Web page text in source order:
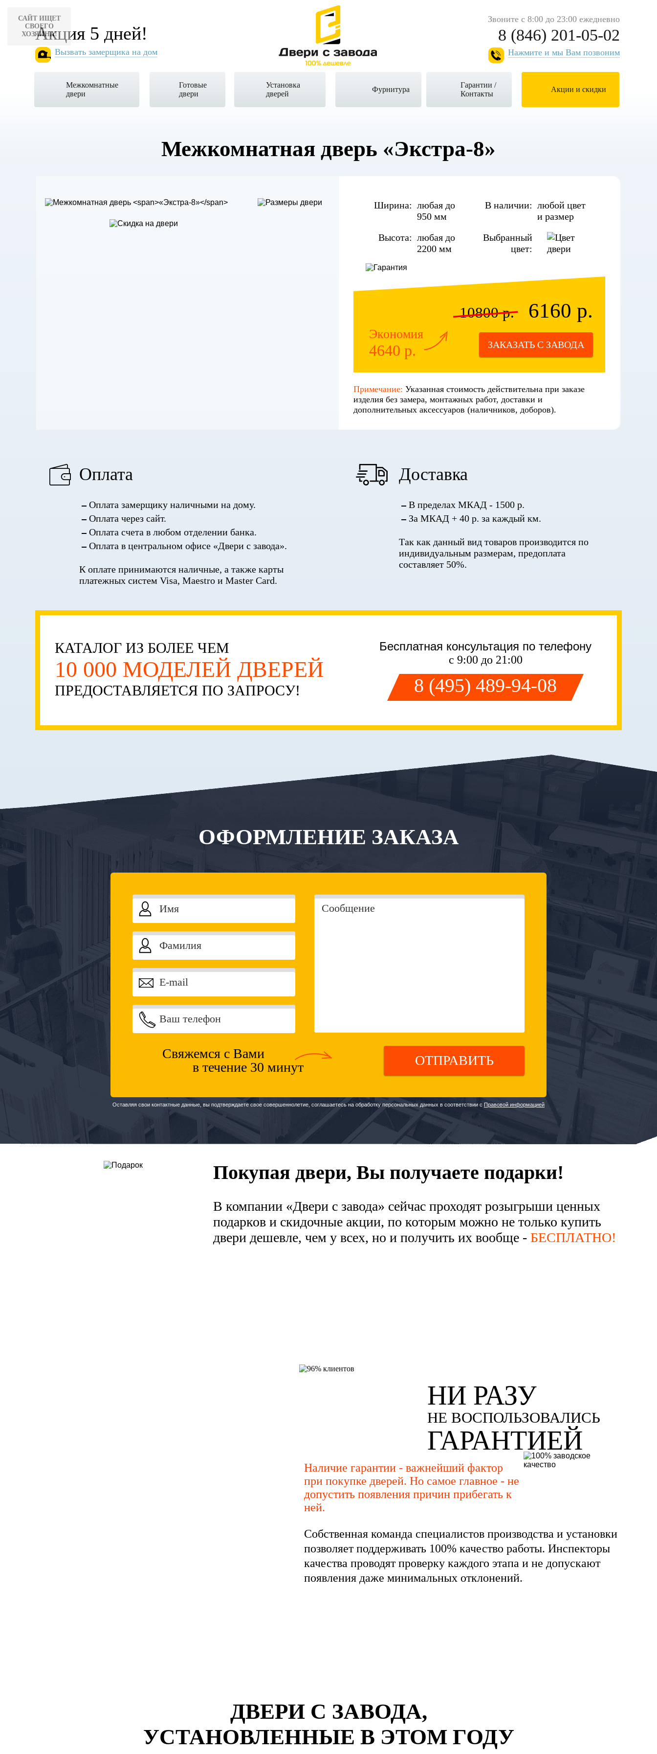
Акция 5 дней!
Вызвать замерщика на дом
Звоните с 8:00 до 23:00 ежедневно
8 (846) 201-05-02
Нажмите и мы Вам позвоним
Межкомнатные
двери
Готовые
двери
Установка
дверей
Фурнитура
Гарантии /
Контакты
Акции и скидки
Межкомнатная дверь «Экстра-8»
Ширина: любая до
950 мм
Высота: любая до
2200 мм
В наличии: любой цвет
и размер
Выбранный
цвет:
10800 р. 6160 р.
ЗАКАЗАТЬ С ЗАВОДА
Экономия
4640 р.
Примечание: Указанная стоимость действительна при заказе
изделия без замера, монтажных работ, доставки и
дополнительных аксессуаров (наличников, доборов).
Оплата
Оплата замерщику наличными на дому.
Оплата через сайт.
Оплата счета в любом отделении банка.
Оплата в центральном офисе «Двери с завода».
К оплате принимаются наличные, а также карты
платежных систем Visa, Maestro и Master Card.
Доставка
В пределах МКАД - 1500 р.
За МКАД + 40 р. за каждый км.
Так как данный вид товаров производится по
индивидуальным размерам, предоплата
составляет 50%.
КАТАЛОГ ИЗ БОЛЕЕ ЧЕМ
10 000 МОДЕЛЕЙ ДВЕРЕЙ
ПРЕДОСТАВЛЯЕТСЯ ПО ЗАПРОСУ!
Бесплатная консультация по телефону
с 9:00 до 21:00
8 (495) 489-94-08
ОФОРМЛЕНИЕ ЗАКАЗА
ОТПРАВИТЬ
Свяжемся с Вами
в течение 30 минут
Оставляя свои контактные данные, вы подтверждаете свое совершеннолетие, соглашаетесь на обработку персональных данных в соответствии с Правовой информацией
Покупая двери, Вы получаете подарки!
В компании «Двери с завода» сейчас проходят розыгрыши ценных
подарков и скидочные акции, по которым можно не только купить
двери дешевле, чем у всех, но и получить их вообще - БЕСПЛАТНО!
НИ РАЗУ
НЕ ВОСПОЛЬЗОВАЛИСЬ
ГАРАНТИЕЙ
Наличие гарантии - важнейший фактор
при покупке дверей. Но самое главное - не
допустить появления причин прибегать к
ней.
Собственная команда специалистов производства и установки
позволяет поддерживать 100% качество работы. Инспекторы
качества проводят проверку каждого этапа и не допускают
появления даже минимальных отклонений.
ДВЕРИ С ЗАВОДА,
УСТАНОВЛЕННЫЕ В ЭТОМ ГОДУ
САЙТ ИЩЕТ
СВОЕГО
ХОЗЯИНА!